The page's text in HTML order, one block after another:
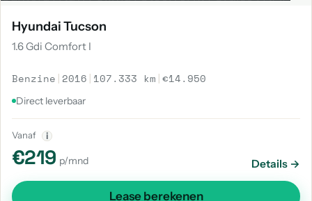
Hyundai Tucson
1.6 Gdi Comfort I
Benzine | 2016 | 107.333 km |€14.950
Direct leverbaar
Vanaf i
€219 p/mnd Details →
Lease berekenen